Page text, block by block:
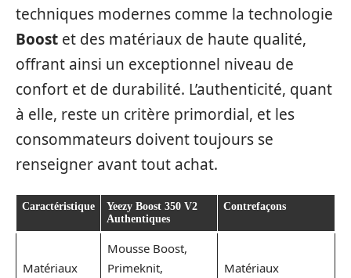
techniques modernes comme la technologie
Boost et des matériaux de haute qualité,
offrant ainsi un exceptionnel niveau de
confort et de durabilité. L’authenticité, quant
à elle, reste un critère primordial, et les
consommateurs doivent toujours se
renseigner avant tout achat.
Caractéristique
Yeezy Boost 350 V2
Authentiques
Contrefaçons
Matériaux
Mousse Boost,
Primeknit,
Matériaux